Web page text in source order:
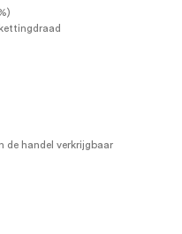
de handel verkrijgbaar